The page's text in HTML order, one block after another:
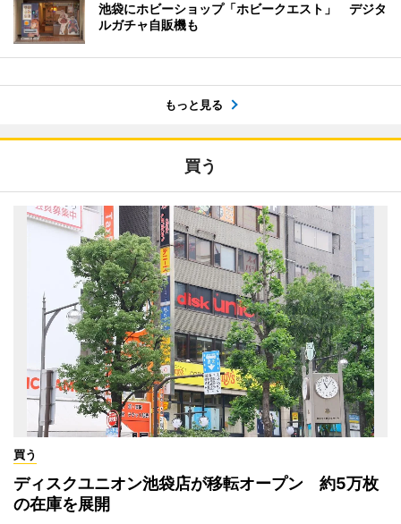
池袋にホビーショップ「ホビークエスト」 デジタ
ルガチャ自販機も
もっと見る
買う
買う
ディスクユニオン池袋店が移転オープン 約5万枚
の在庫を展開